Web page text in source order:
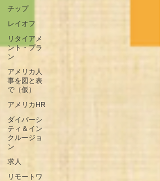
チップ
レイオフ
リタイアメ
ント・プラ
ン
アメリカ人
事を図と表
で（仮）
アメリカHR
ダイバーシ
ティ＆イン
クルージョ
ン
求人
リモートワ